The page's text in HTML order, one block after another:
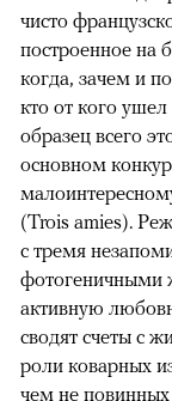
чисто
построенное на
когда, зачем и
кто от кого
образец всего
основном
(Trois amies).
с тремя
фотогеничными
активную
сводят счеты с
роли коварных
чем не